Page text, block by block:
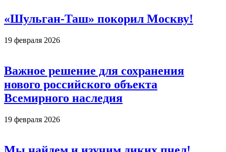
«Шульган-Таш» покорил Москву!
19 февраля 2026
Важное решение для сохранения
нового российского объекта
Всемирного наследия
19 февраля 2026